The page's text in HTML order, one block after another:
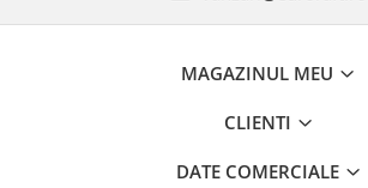
MAGAZINUL MEU
CLIENTI
DATE COMERCIALE